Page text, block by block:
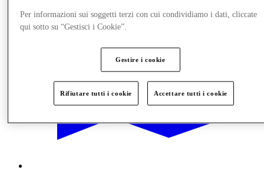
Per informazioni sui soggetti terzi con cui condividiamo i dati, cliccate
qui sotto su “Gestisci i Cookie”.
Gestire i cookie
Rifiutare tutti i cookie Accettare tutti i cookie